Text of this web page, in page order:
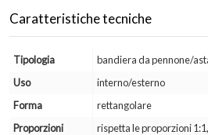
Caratteristiche tecniche
Tipologia
bandiera da pennone/
Uso
interno/esterno
Forma
rettangolare
Proporzioni
rispetta le proporzioni